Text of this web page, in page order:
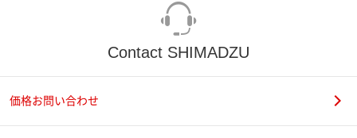
Contact SHIMADZU
価格お問い合わせ